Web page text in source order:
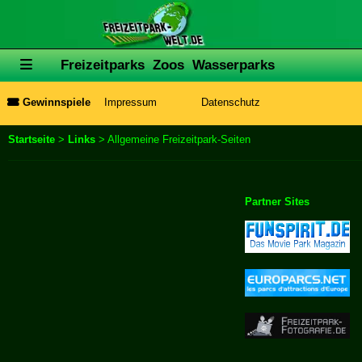
Freizeitparks Zoos Wasserparks
Gewinnspiele Impressum Datenschutz
Startseite > Links > Allgemeine Freizeitpark-Seiten
Partner Sites